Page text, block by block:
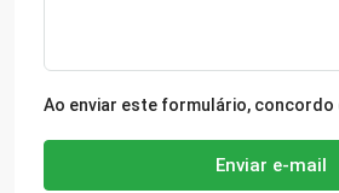
Ao enviar este formulário, concordo
Enviar e-mail